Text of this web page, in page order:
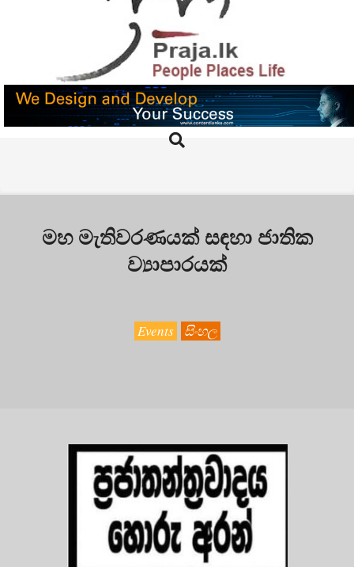
PRAJA.LK
Search
මහ මැතිවරණයක් සඳහා ජාතික
ව්‍යාපාරයක්
Events සිංහල